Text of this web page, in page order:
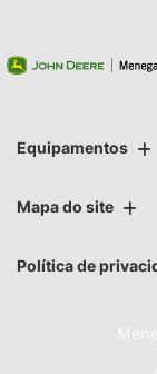
Equipamentos
Mapa do site
Política de